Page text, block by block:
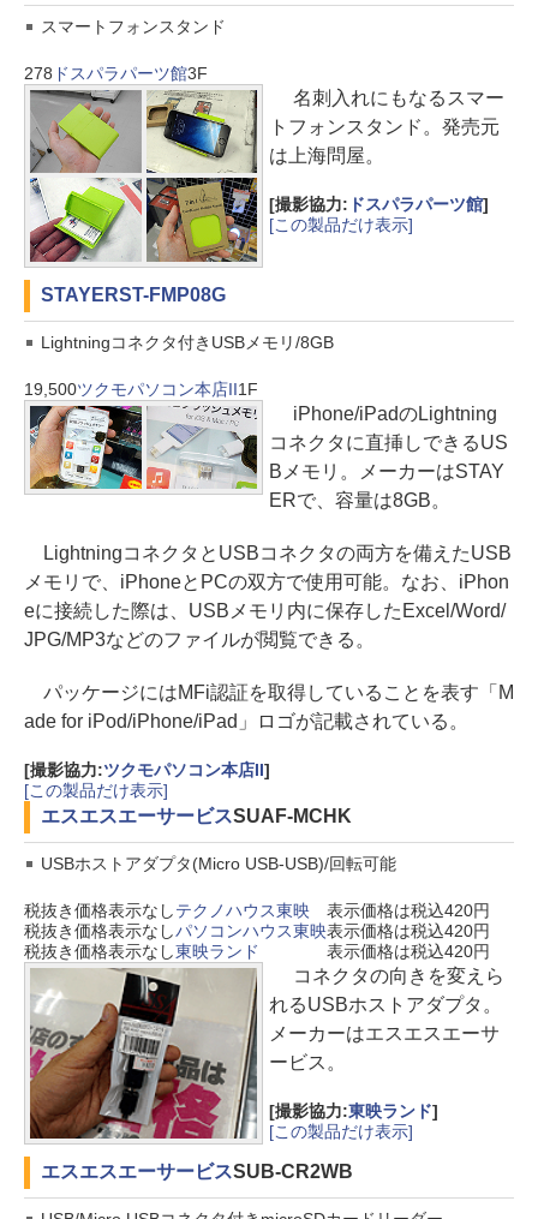
スマートフォンスタンド
278 ドスパラパーツ館3F
名刺入れにもなるスマー
トフォンスタンド。発売元
は上海問屋。
[撮影協力: ドスパラパーツ館]
[この製品だけ表示]
STAYERST-FMP08G
Lightningコネクタ付きUSBメモリ/8GB
19,500ツクモパソコン本店II1F
iPhone/iPadのLightning
コネクタに直挿しできるUS
Bメモリ。メーカーはSTAY
ERで、容量は8GB。
LightningコネクタとUSBコネクタの両方を備えたUSB
メモリで、iPhoneとPCの双方で使用可能。なお、iPhon
eに接続した際は、USBメモリ内に保存したExcel/Word/
JPG/MP3などのファイルが閲覧できる。
パッケージにはMFi認証を取得していることを表す「M
ade for iPod/iPhone/iPad」ロゴが記載されている。
[撮影協力:ツクモパソコン本店II]
[この製品だけ表示]
エスエスエーサービスSUAF-MCHK
USBホストアダプタ(Micro USB-USB)/回転可能
税抜き価格表示なしテクノハウス東映
表示価格は税込420円
税抜き価格表示なしパソコンハウス東映表示価格は税込420円
税抜き価格表示なし東映ランド 表示価格は税込420円
コネクタの向きを変えら
れるUSBホストアダプタ。
メーカーはエスエスエーサ
ービス。
[撮影協力:東映ランド]
[この製品だけ表示]
エスエスエーサービスSUB-CR2WB